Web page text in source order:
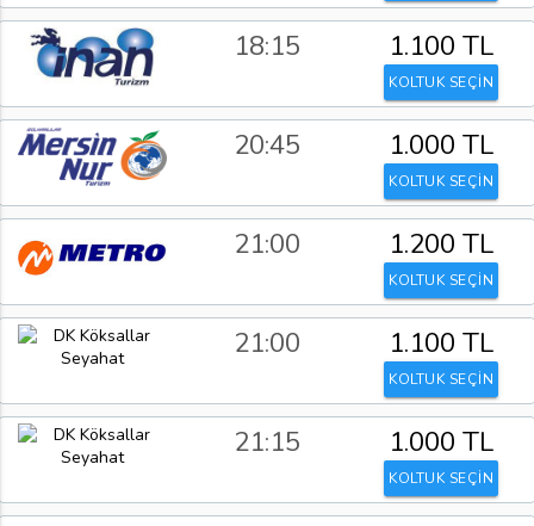
18:15 1.100 TL
KOLTUK SEÇİN
20:45 1.000 TL
KOLTUK SEÇİN
21:00 1.200 TL
KOLTUK SEÇİN
21:00 1.100 TL
KOLTUK SEÇİN
21:15 1.000 TL
KOLTUK SEÇİN